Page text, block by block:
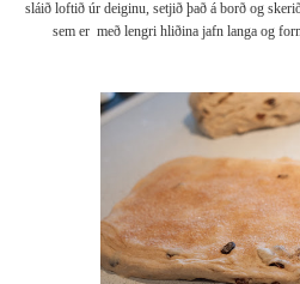
sláið loftið úr deiginu, setjið það á borð og
sem er með lengri hliðina jafn langa og